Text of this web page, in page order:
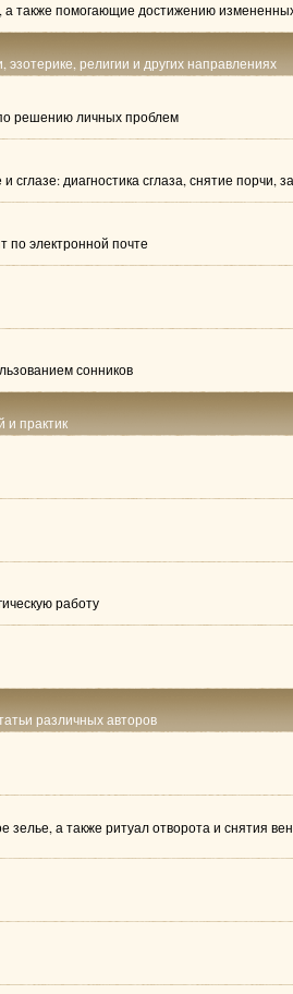
также помогающие достижению
эзотерике, религии и других направлениях
решению личных проблем
сглазе: диагностика сглаза, снятие порчи,
по электронной почте
сонников
и практик
работу
различных авторов
зелье, а также ритуал отворота и снятия